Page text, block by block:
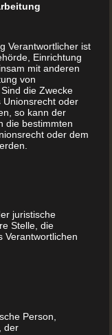
lassen
drucken
kann so
geradezu
Verantwortlicher ist
Einrichtung
mit anderen
von
die Zwecke
Unionsrecht oder
so kann der
die bestimmten
oder dem
juristische
Stelle, die
Verantwortlichen
Person,
der